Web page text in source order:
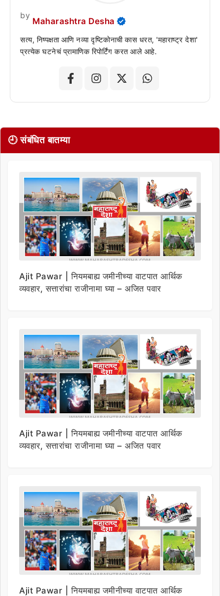
by
Maharashtra Desha
सत्य, निष्पक्षता आणि नव्या दृष्टिकोनाची कास धरत, 'महाराष्ट्र देशा'
प्रत्येक घटनेचं प्रामाणिक रिपोर्टिंग करत आले आहे.
🕘 संबंधित बातम्या
Ajit Pawar | नियमबाह्य जमीनीच्या वाटपात आर्थिक
व्यवहार, सत्तारांचा राजीनामा घ्या – अजित पवार
Ajit Pawar | नियमबाह्य जमीनीच्या वाटपात आर्थिक
व्यवहार, सत्तारांचा राजीनामा घ्या – अजित पवार
Ajit Pawar | नियमबाह्य जमीनीच्या वाटपात आर्थिक